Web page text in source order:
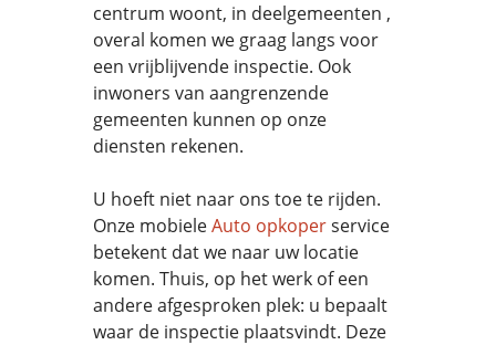
centrum woont, in deelgemeenten ,
overal komen we graag langs voor
een vrijblijvende inspectie. Ook
inwoners van aangrenzende
gemeenten kunnen op onze
diensten rekenen.
U hoeft niet naar ons toe te rijden.
Onze mobieleAuto opkoperservice
betekent dat we naar uw locatie
komen. Thuis, op het werk of een
andere afgesproken plek: u bepaalt
waar de inspectie plaatsvindt. Deze